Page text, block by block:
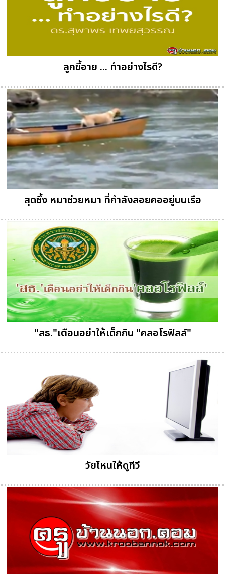
ลูกขี้อาย ... ทำอย่างไรดี?
สุดซึ้ง หมาช่วยหมา ที่กำลังลอยคออยู่บนเรือ
"สธ."เตือนอย่าให้เด็กกิน "คลอโรฟิลล์"
วัยไหนให้ดูทีวี